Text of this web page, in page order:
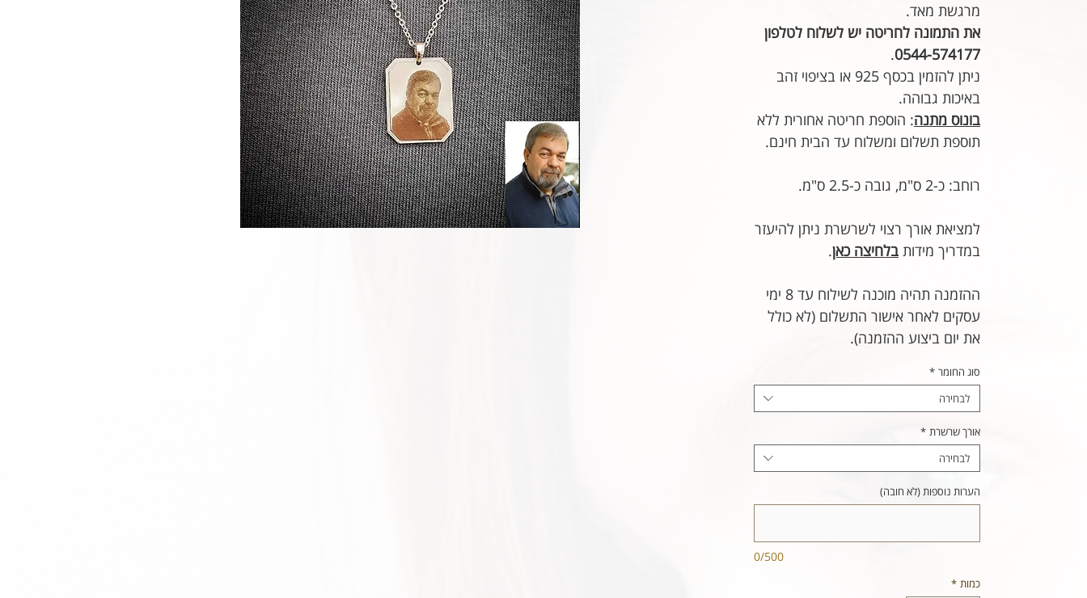
מרגשת מאד.
את התמונה לחריטה יש לשלוח לטלפון
0544-574177
.
ניתן להזמין בכסף 925 או בציפוי זהב
באיכות גבוהה.
בונוס מתנה: הוספת חריטה אחורית ללא
תוספת תשלום ומשלוח עד הבית חינם.
רוחב: כ-2 ס"מ, גובה כ-2.5 ס"מ.
למציאת אורך רצוי לשרשרת ניתן להיעזר
במדריך מידות בלחיצה כאן.
ההזמנה תהיה מוכנה לשילוח עד 8 ימי
עסקים לאחר אישור התשלום (לא כולל
את יום ביצוע ההזמנה).
סוג החומר *
לבחירה
אורך שרשרת *
לבחירה
הערות נוספות (לא חובה)
0/500
כמות *